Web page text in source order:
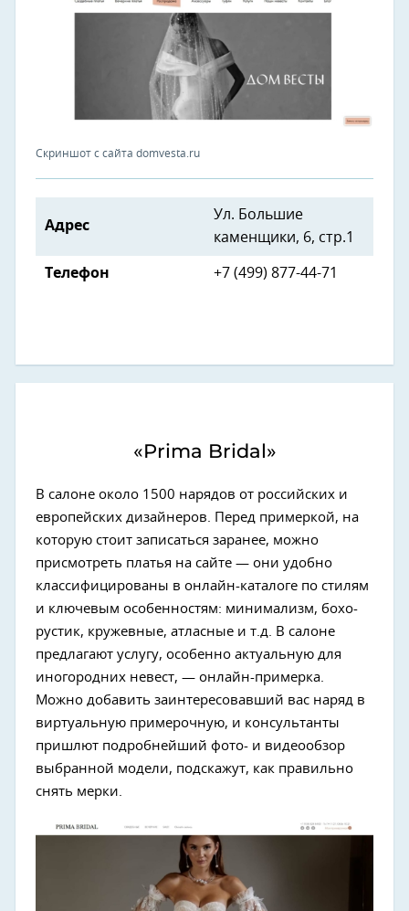
Скриншот с сайта domvesta.ru
Адрес
Ул. Большие
каменщики, 6, стр.1
Телефон +7 (499) 877-44-71
«Prima Bridal»
В салоне около 1500 нарядов от российских и
европейских дизайнеров. Перед примеркой, на
которую стоит записаться заранее, можно
присмотреть платья на сайте — они удобно
классифицированы в онлайн-каталоге по стилям
и ключевым особенностям: минимализм, бохо-
рустик, кружевные, атласные и т.д. В салоне
предлагают услугу, особенно актуальную для
иногородних невест, — онлайн-примерка.
Можно добавить заинтересовавший вас наряд в
виртуальную примерочную, и консультанты
пришлют подробнейший фото- и видеообзор
выбранной модели, подскажут, как правильно
снять мерки.